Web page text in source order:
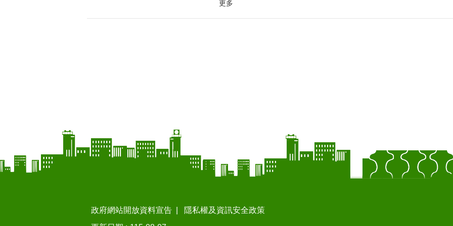
更多
政府網站開放資料宣告
隱私權及資訊安全政策